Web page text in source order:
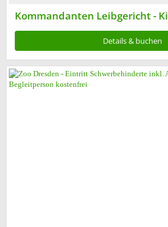
Kommandanten Leibgericht -
Details & buchen